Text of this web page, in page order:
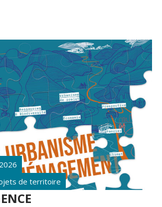
de territoire